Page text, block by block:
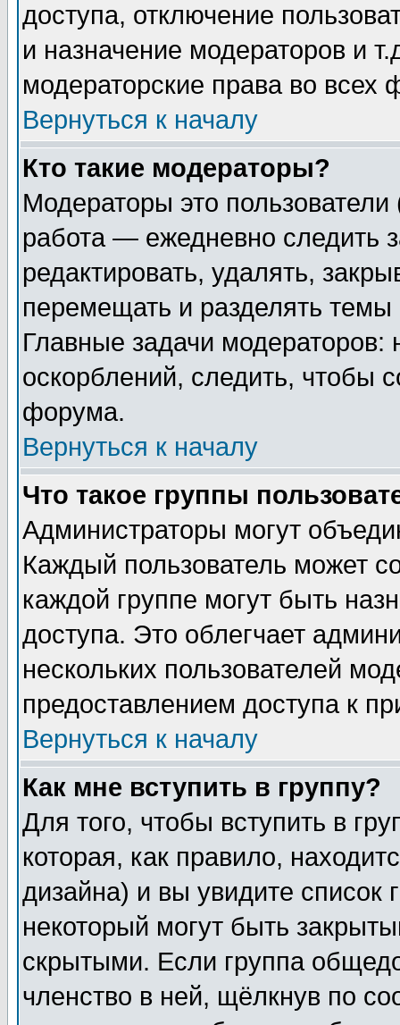
доступа, отключение
и назначение модераторов и
модераторские права во всех
Вернуться к началу
Кто такие модераторы?
Модераторы это
работа — ежедневно следить
редактировать, удалять,
перемещать и разделять
Главные задачи
оскорблений, следить, чтобы
форума.
Вернуться к началу
Что такое группы
Администраторы могут
Каждый пользователь может
каждой группе могут быть
доступа. Это облегчает
нескольких пользователей
предоставлением доступа к
Вернуться к началу
Как мне вступить в группу?
Для того, чтобы вступить в
которая, как правило,
дизайна) и вы увидите список
некоторый могут быть
скрытыми. Если группа
членство в ней, щёлкнув по